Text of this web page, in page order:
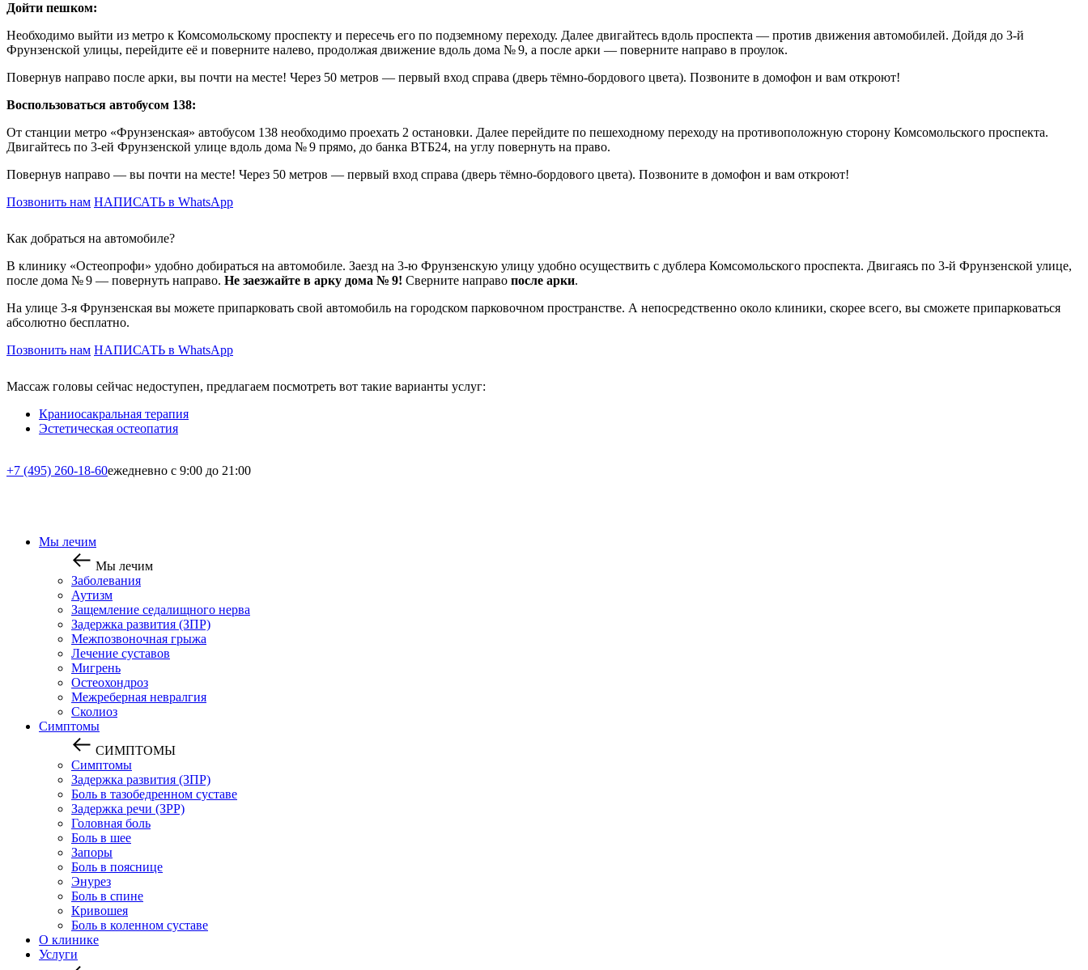
Дойти пешком:
Необходимо выйти из метро к Комсомольскому проспекту и пересечь его по подземному переходу. Далее двигайтесь вдоль проспекта — против движения автомобилей. Дойдя до 3-й
Фрунзенской улицы, перейдите её и поверните налево, продолжая движение вдоль дома № 9, а после арки — поверните направо в проулок.
Повернув направо после арки, вы почти на месте! Через 50 метров — первый вход справа (дверь тёмно-бордового цвета). Позвоните в домофон и вам откроют!
Воспользоваться автобусом 138:
От станции метро «Фрунзенская» автобусом 138 необходимо проехать 2 остановки. Далее перейдите по пешеходному переходу на противоположную сторону Комсомольского проспекта.
Двигайтесь по 3-ей Фрунзенской улице вдоль дома № 9 прямо, до банка ВТБ24, на углу повернуть на право.
Повернув направо — вы почти на месте! Через 50 метров — первый вход справа (дверь тёмно-бордового цвета). Позвоните в домофон и вам откроют!
Позвонить нам НАПИСАТЬ в WhatsApp
Как добраться на автомобиле?
В клинику «Остеопрофи» удобно добираться на автомобиле. Заезд на 3-ю Фрунзенскую улицу удобно осуществить с дублера Комсомольского проспекта. Двигаясь по 3-й Фрунзенской улице,
после дома № 9 — повернуть направо. Не заезжайте в арку дома № 9! Сверните направо после арки.
На улице 3-я Фрунзенская вы можете припарковать свой автомобиль на городском парковочном пространстве. А непосредственно около клиники, скорее всего, вы сможете припарковаться
абсолютно бесплатно.
Позвонить нам НАПИСАТЬ в WhatsApp
Массаж головы сейчас недоступен, предлагаем посмотреть вот такие варианты услуг:
Краниосакральная терапия
Эстетическая остеопатия
+7 (495) 260-18-60ежедневно с 9:00 до 21:00
Мы лечим
Мы лечим
Заболевания
Аутизм
Защемление седалищного нерва
Задержка развития (ЗПР)
Межпозвоночная грыжа
Лечение суставов
Мигрень
Остеохондроз
Межреберная невралгия
Сколиоз
Симптомы
СИМПТОМЫ
Симптомы
Задержка развития (ЗПР)
Боль в тазобедренном суставе
Задержка речи (ЗРР)
Головная боль
Боль в шее
Запоры
Боль в пояснице
Энурез
Боль в спине
Кривошея
Боль в коленном суставе
О клинике
Услуги